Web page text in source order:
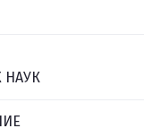
НАУК